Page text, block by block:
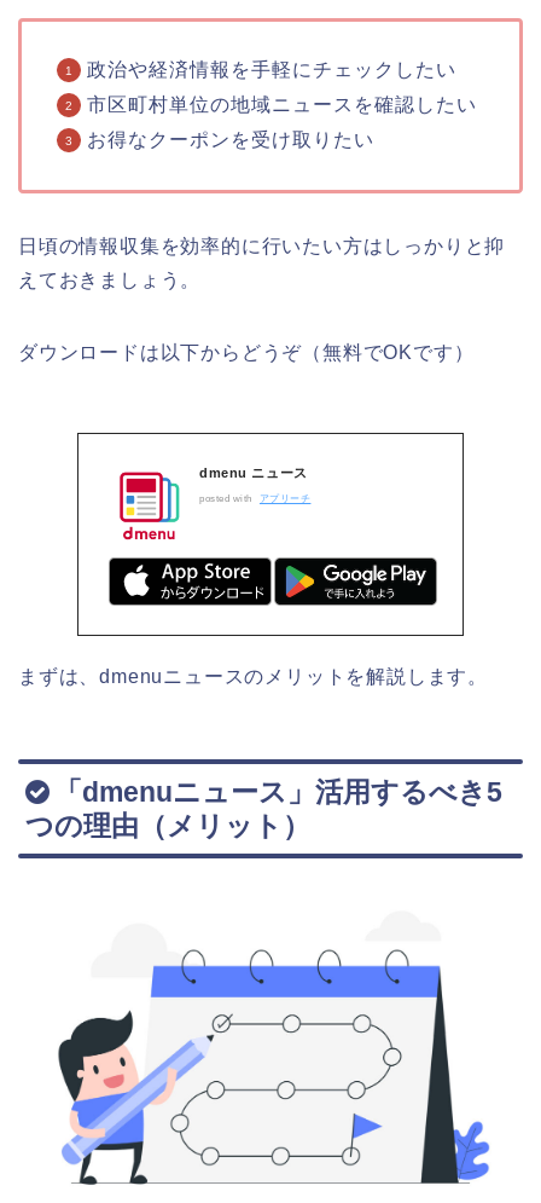
政治や経済情報を手軽にチェックしたい
市区町村単位の地域ニュースを確認したい
お得なクーポンを受け取りたい
日頃の情報収集を効率的に行いたい方はしっかりと抑
えておきましょう。
ダウンロードは以下からどうぞ（無料でOKです）
dmenu ニュース
posted with アプリーチ
まずは、dmenuニュースのメリットを解説します。
「dmenuニュース」活用するべき5
つの理由（メリット）